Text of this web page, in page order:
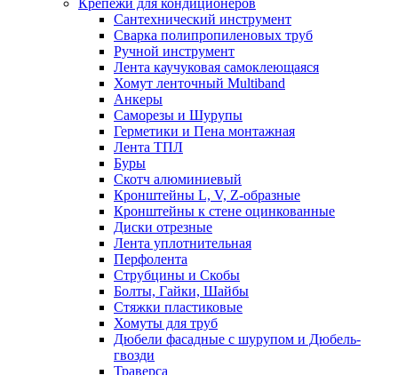
Крепежи для кондиционеров
Сантехнический инструмент
Сварка полипропиленовых труб
Ручной инструмент
Лента каучуковая самоклеющаяся
Хомут ленточный Multiband
Анкеры
Саморезы и Шурупы
Герметики и Пена монтажная
Лента ТПЛ
Буры
Скотч алюминиевый
Кронштейны L, V, Z-образные
Кронштейны к стене оцинкованные
Диски отрезные
Лента уплотнительная
Перфолента
Струбцины и Скобы
Болты, Гайки, Шайбы
Стяжки пластиковые
Хомуты для труб
Дюбели фасадные с шурупом и Дюбель-
гвозди
Траверса